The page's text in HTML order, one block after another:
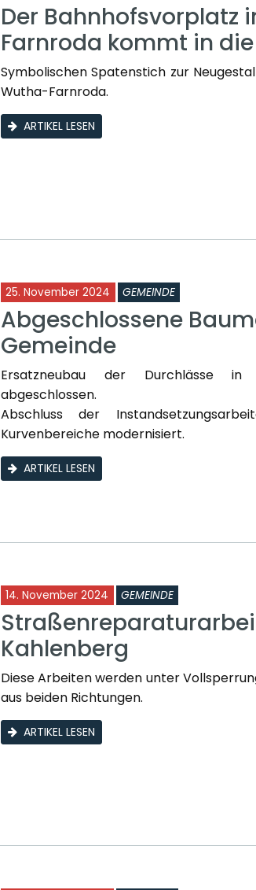
Der Bahnhofsvorplatz
Farnroda kommt in die
Symbolischen Spatenstich zur
Wutha-Farnroda.
ARTIKEL LESEN
25. November 2024 GEMEINDE
Abgeschlossene
Gemeinde
Ersatzneubau der Durchlässe in
abgeschlossen.
Abschluss der
Kurvenbereiche modernisiert.
ARTIKEL LESEN
14. November 2024 GEMEINDE
Kahlenberg
Diese Arbeiten werden unter
aus beiden Richtungen.
ARTIKEL LESEN